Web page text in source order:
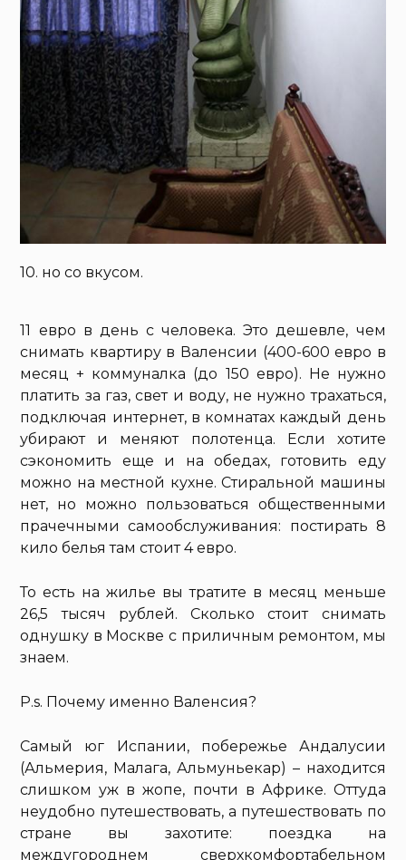
10. но со вкусом.
11 евро в день с человека. Это дешевле, чем
снимать квартиру в Валенсии (400-600 евро в
месяц + коммуналка (до 150 евро). Не нужно
платить за газ, свет и воду, не нужно трахаться,
подключая интернет, в комнатах каждый день
убирают и меняют полотенца. Если хотите
сэкономить еще и на обедах, готовить еду
можно на местной кухне. Стиральной машины
нет, но можно пользоваться общественными
прачечными самообслуживания: постирать 8
кило белья там стоит 4 евро.
То есть на жилье вы тратите в месяц меньше
26,5 тысяч рублей. Сколько стоит снимать
однушку в Москве с приличным ремонтом, мы
знаем.
P.s. Почему именно Валенсия?
Самый юг Испании, побережье Андалусии
(Альмерия, Малага, Альмуньекар) – находится
слишком уж в жопе, почти в Африке. Оттуда
неудобно путешествовать, а путешествовать по
стране вы захотите: поездка на
междугороднем сверхкомфортабельном